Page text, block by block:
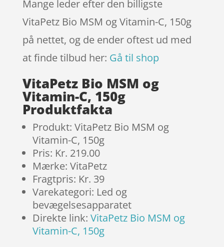
Mange leder efter den billigste
VitaPetz Bio MSM og Vitamin-C, 150g
på nettet, og de ender oftest ud med
at finde tilbud her: Gå til shop
VitaPetz Bio MSM og
Vitamin-C, 150g
Produktfakta
Produkt: VitaPetz Bio MSM og
Vitamin-C, 150g
Pris: Kr. 219.00
Mærke: VitaPetz
Fragtpris: Kr. 39
Varekategori: Led og
bevægelsesapparatet
Direkte link: VitaPetz Bio MSM og
Vitamin-C, 150g